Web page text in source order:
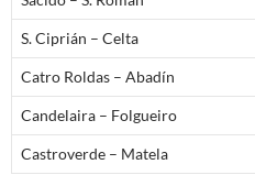
S. Ciprián – Celta
Catro Roldas – Abadín
Candelaira – Folgueiro
Castroverde – Matela